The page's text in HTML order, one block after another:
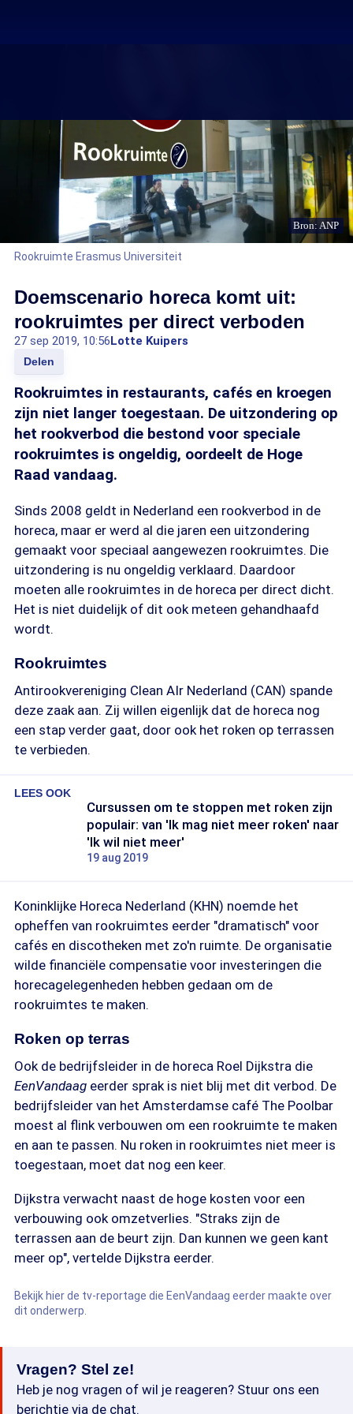
Bron: ANP
Rookruimte Erasmus Universiteit
Doemscenario horeca komt uit:
rookruimtes per direct verboden
27 sep 2019, 10:56Lotte Kuipers
Delen
Rookruimtes in restaurants, cafés en kroegen
zijn niet langer toegestaan. De uitzondering op
het rookverbod die bestond voor speciale
rookruimtes is ongeldig, oordeelt de Hoge
Raad vandaag.
Sinds 2008 geldt in Nederland een rookverbod in de
horeca, maar er werd al die jaren een uitzondering
gemaakt voor speciaal aangewezen rookruimtes. Die
uitzondering is nu ongeldig verklaard. Daardoor
moeten alle rookruimtes in de horeca per direct dicht.
Het is niet duidelijk of dit ook meteen gehandhaafd
wordt.
Rookruimtes
Antirookvereniging Clean AIr Nederland (CAN) spande
deze zaak aan. Zij willen eigenlijk dat de horeca nog
een stap verder gaat, door ook het roken op terrassen
te verbieden.
LEES OOK
Cursussen om te stoppen met roken zijn
populair: van 'Ik mag niet meer roken' naar
'Ik wil niet meer'
19 aug 2019
Koninklijke Horeca Nederland (KHN) noemde het
opheffen van rookruimtes eerder "dramatisch" voor
cafés en discotheken met zo'n ruimte. De organisatie
wilde financiële compensatie voor investeringen die
horecagelegenheden hebben gedaan om de
rookruimtes te maken.
Roken op terras
Ook de bedrijfsleider in de horeca Roel Dijkstra die
EenVandaag eerder sprak is niet blij met dit verbod. De
bedrijfsleider van het Amsterdamse café The Poolbar
moest al flink verbouwen om een rookruimte te maken
en aan te passen. Nu roken in rookruimtes niet meer is
toegestaan, moet dat nog een keer.
Dijkstra verwacht naast de hoge kosten voor een
verbouwing ook omzetverlies. "Straks zijn de
terrassen aan de beurt zijn. Dan kunnen we geen kant
meer op", vertelde Dijkstra eerder.
Bekijk hier de tv-reportage die EenVandaag eerder maakte over
dit onderwerp.
Vragen? Stel ze!
Heb je nog vragen of wil je reageren? Stuur ons een
berichtje via de chat.